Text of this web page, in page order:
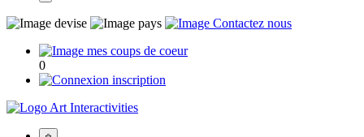
0
Art Interactivities